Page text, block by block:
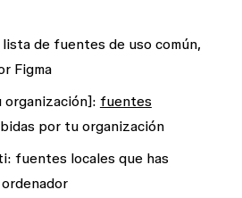
lista de fuentes de uso común,
Figma
fuentes
por tu organización
fuentes locales que has